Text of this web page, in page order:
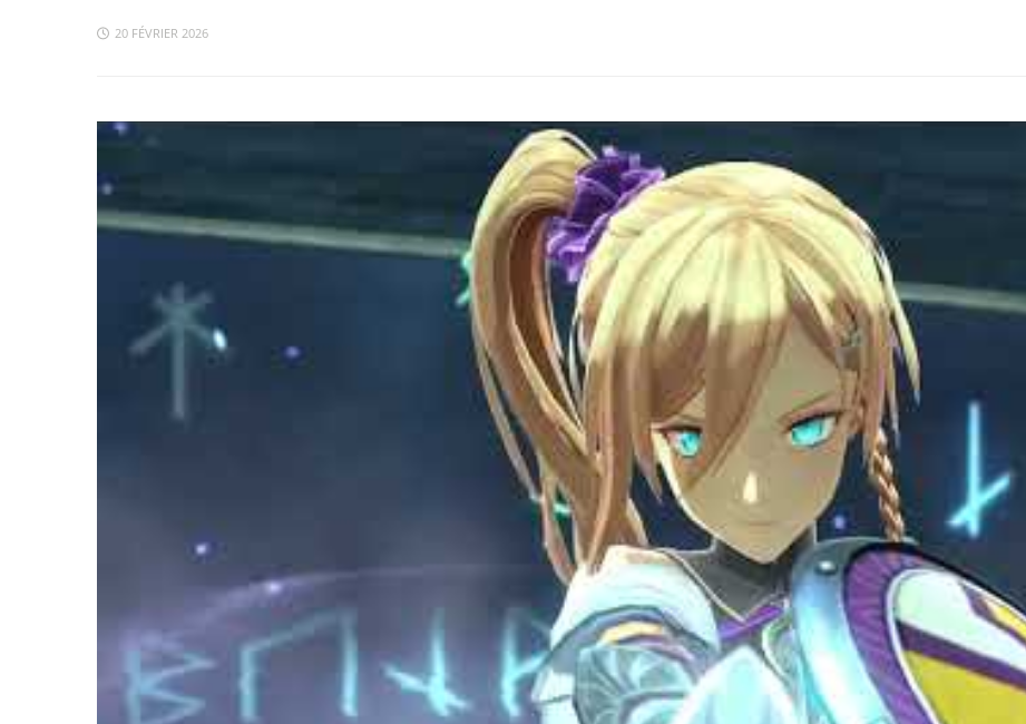
20 FÉVRIER 2026